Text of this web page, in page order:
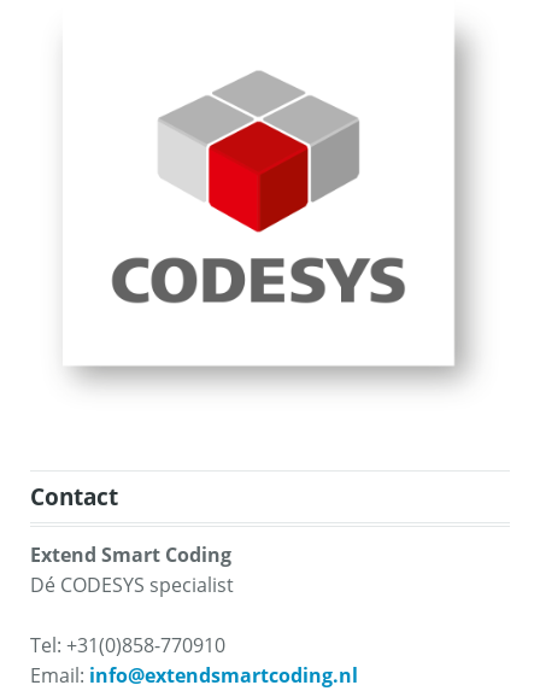
Contact
Extend Smart Coding
Dé CODESYS specialist
Tel: +31(0)858-770910
Email: info@extendsmartcoding.nl